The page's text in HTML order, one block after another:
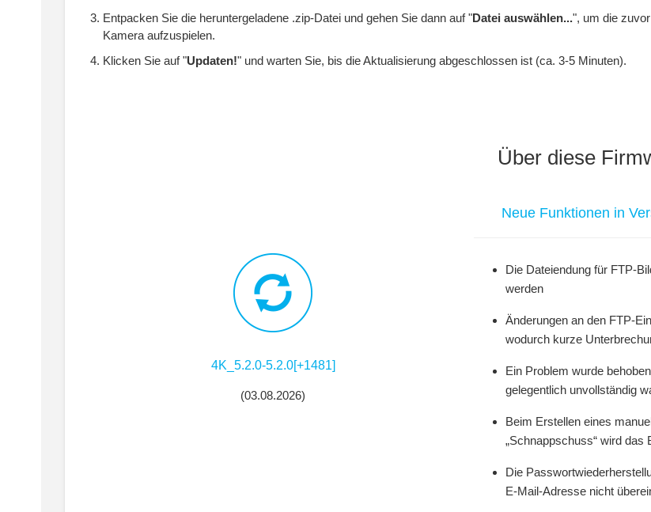
Entpacken Sie die heruntergeladene .zip-Datei und gehen Sie dann auf "Datei auswählen...", um die
Kamera aufzuspielen.
Klicken Sie auf "Updaten!" und warten Sie, bis die Aktualisierung abgeschlossen ist (ca. 3-5 Minuten).
4K_5.2.0-5.2.0[+1481]
(03.08.2026)
Über diese
Neue Funktionen in
Die Dateiendung für FTP-
werden
Änderungen an den FTP-
wodurch kurze
Ein Problem wurde
gelegentlich unvollständig
Beim Erstellen eines
„Schnappschuss“ wird
Die
E-Mail-Adresse nicht